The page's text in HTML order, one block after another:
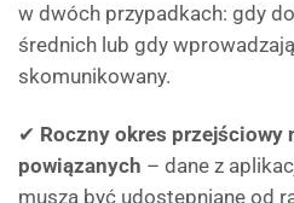
w dwóch przypadkach: gdy
średnich lub gdy
skomunikowany.
✔ Roczny okres przejściowy
powiązanych – dane z
muszą być udostępniane od